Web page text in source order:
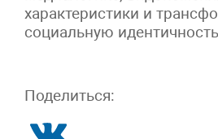
характеристики и
социальную
Поделиться: